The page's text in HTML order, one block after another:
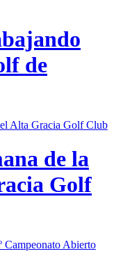
de
de la
Golf